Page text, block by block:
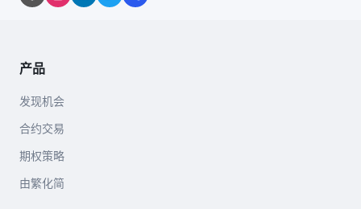
产品
发现机会
合约交易
期权策略
由繁化简